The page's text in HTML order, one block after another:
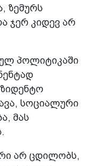
ზემურს
ჯერ კიდევ არ
პოლიტიკაში
სოციალური
მას
არ ცდილობს,